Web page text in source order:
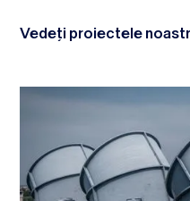
Vedeți proiectele